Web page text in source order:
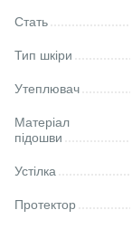
Стать
Тип шкіри
Утеплювач
Матеріал
підошви
Устілка
Протектор